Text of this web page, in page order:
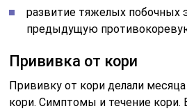
развитие тяжелых побочных
предыдущую
Прививка от кори
Прививку от кори делали
кори. Симптомы и течение кори.